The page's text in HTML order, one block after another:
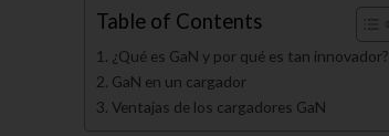
Table of Contents
¿Qué es GaN y por qué es tan innovador?
GaN en un cargador
Ventajas de los cargadores GaN